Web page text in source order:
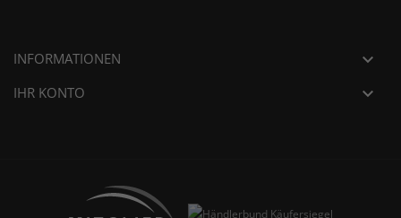
INFORMATIONEN 
IHR KONTO 